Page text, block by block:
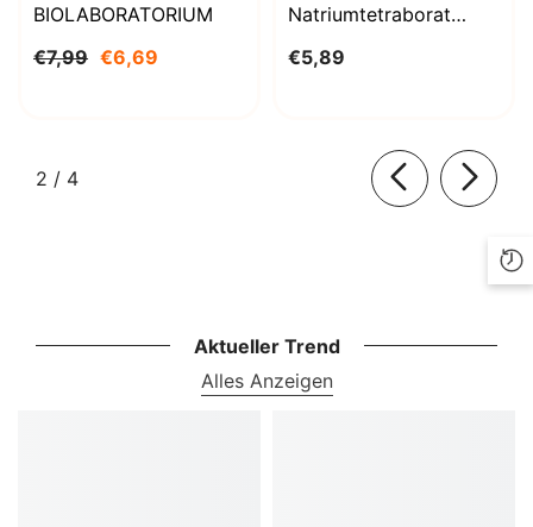
BIOLABORATORIUM
€7,99 €6,69
Natriumtetraborat
BioLaboratorium
€5,89
2 / von
4
Aktueller Trend
Alles Anzeigen